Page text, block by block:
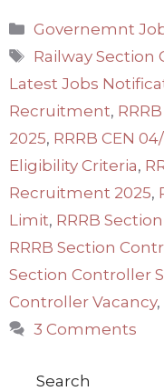
Categories
Governemnt
Tags
Railway Section
Latest Jobs
Recruitment,
2025, RRRB CEN
Eligibility Criteria,
Recruitment 2025,
Limit, RRRB
RRRB Section
Section Controller
Controller Vacancy,
3 Comments
Search